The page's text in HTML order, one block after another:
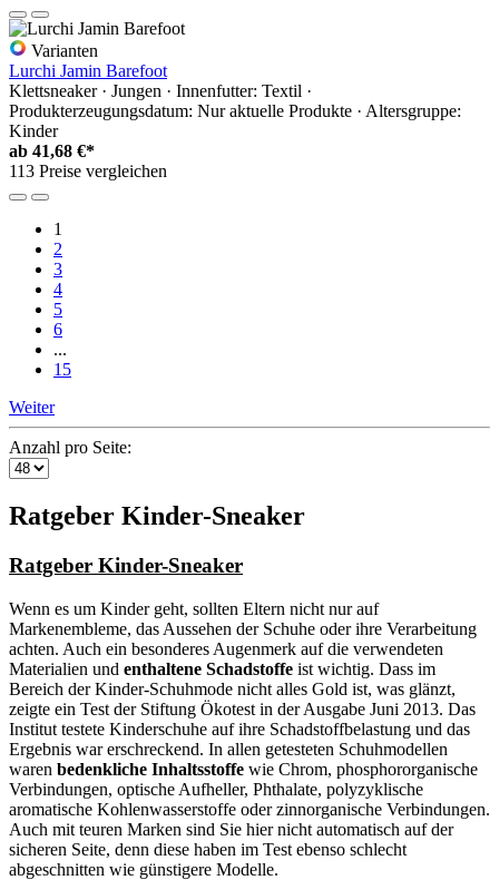
Varianten
Lurchi Jamin Barefoot
Klettsneaker · Jungen · Innenfutter: Textil ·
Produkterzeugungsdatum: Nur aktuelle Produkte · Altersgruppe:
Kinder
ab 41,68 €*
113 Preise vergleichen
1
2
3
4
5
6
...
15
Weiter
Anzahl pro Seite:
Ratgeber Kinder-Sneaker
Ratgeber Kinder-Sneaker
Wenn es um Kinder geht, sollten Eltern nicht nur auf
Markenembleme, das Aussehen der Schuhe oder ihre Verarbeitung
achten. Auch ein besonderes Augenmerk auf die verwendeten
Materialien und enthaltene Schadstoffe ist wichtig. Dass im
Bereich der Kinder-Schuhmode nicht alles Gold ist, was glänzt,
zeigte ein Test der Stiftung Ökotest in der Ausgabe Juni 2013. Das
Institut testete Kinderschuhe auf ihre Schadstoffbelastung und das
Ergebnis war erschreckend. In allen getesteten Schuhmodellen
waren bedenkliche Inhaltsstoffe wie Chrom, phosphororganische
Verbindungen, optische Aufheller, Phthalate, polyzyklische
aromatische Kohlenwasserstoffe oder zinnorganische Verbindungen.
Auch mit teuren Marken sind Sie hier nicht automatisch auf der
sicheren Seite, denn diese haben im Test ebenso schlecht
abgeschnitten wie günstigere Modelle.